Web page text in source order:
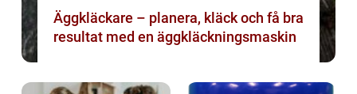
Äggkläckare – planera, kläck och få bra
resultat med en äggkläckningsmaskin